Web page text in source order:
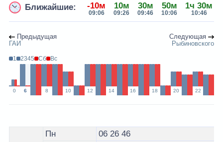
Ближайшие: -10м
09:06
10м
09:26
30м
09:46
50м
10:06
1ч 30м
10:46
Предыдущая
ГАИ
Следующая
Рыбиновского
1 2345 Сб Вс
0 6 8 10 12 14 16 18 20 22
Расписание 1 автобуса Лида - остановка ул.
Пн 06 26 46